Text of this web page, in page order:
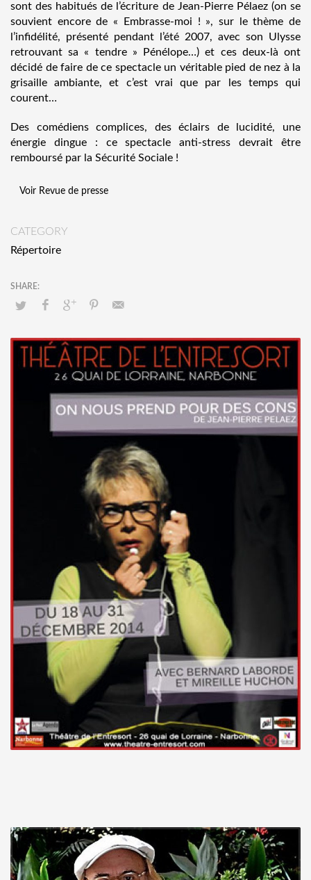
sont des habitués de l’écriture de Jean-Pierre Pélaez (on se
souvient encore de « Embrasse-moi ! », sur le thème de
l’infidélité, présenté pendant l’été 2007, avec son Ulysse
retrouvant sa « tendre » Pénélope…) et ces deux-là ont
décidé de faire de ce spectacle un véritable pied de nez à la
grisaille ambiante, et c’est vrai que par les temps qui
courent…
Des comédiens complices, des éclairs de lucidité, une
énergie dingue : ce spectacle anti-stress devrait être
remboursé par la Sécurité Sociale !
Voir Revue de presse
CATEGORY
Répertoire